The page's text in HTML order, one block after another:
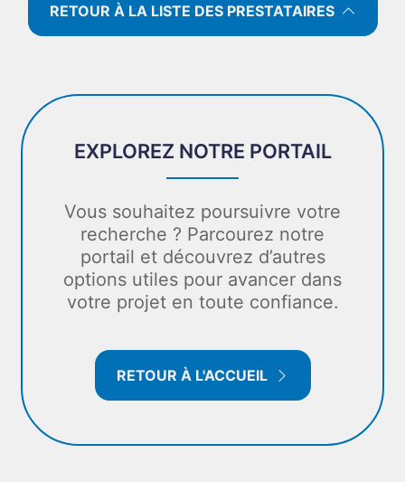
RETOUR À LA LISTE DES PRESTATAIRES
EXPLOREZ NOTRE PORTAIL
Vous souhaitez poursuivre votre
recherche ? Parcourez notre
portail et découvrez d’autres
options utiles pour avancer dans
votre projet en toute confiance.
RETOUR À L'ACCUEIL